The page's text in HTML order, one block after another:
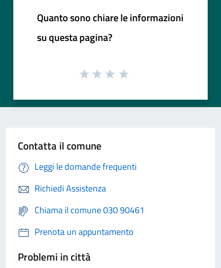
Quanto sono chiare le informazioni
su questa pagina?
Contatta il comune
Leggi le domande frequenti
Richiedi Assistenza
Chiama il comune 030 90461
Prenota un appuntamento
Problemi in città